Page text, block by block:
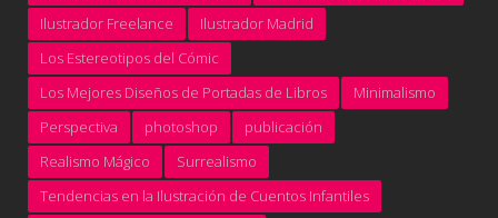
Ilustrador Freelance
Ilustrador Madrid
Los Estereotipos del Cómic
Los Mejores Diseños de Portadas de Libros
Minimalismo
Perspectiva
photoshop
publicación
Realismo Mágico
Surrealismo
Tendencias en la Ilustración de Cuentos Infantiles